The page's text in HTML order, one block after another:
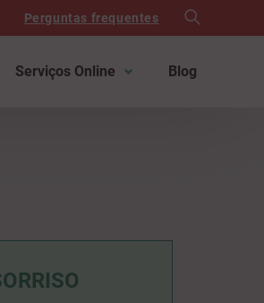
Perguntas frequentes
Serviços Online Blog